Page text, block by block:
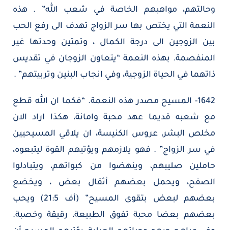
وحالتهم، مواهبهم الخاصة في شعب الله” . هذه
النعمة التي يختص بها سر الزواج تهدف الى رفع الحب
بين الزوجين الى درجة الكمال ، وتمتين وحدتها غير
المنفصمة. بهذه النعمة “يتعاون الزوجان في تقديس
ذاتهما في الحياة الزوجية، وفي انجاب البنين وتربيتهم” .
1642- المسيح مصدر هذه النعمة. “فكما ان الله قطع
مع شعبه قديما عهد محبة وامانة، هكذا اراد الان
مخلص البشر، عروس الكنيسة، ان يلاقي المسيحيين
في سر الزواج” . فهو يلازمهم ويؤتيهم القوة ليتبعوه،
حاملين صليبهم، وينهضوا من كبواتهم، ويتبادلوا
الصفح، ويحمل بعضهم أثقال بعض ، ويخضع
بعضهم لبعض بتقوى المسيح” (أف 21:5) ويحب
بعضهم بعضا محبة تفوق الطبيعة، رقيقة وخصبة.